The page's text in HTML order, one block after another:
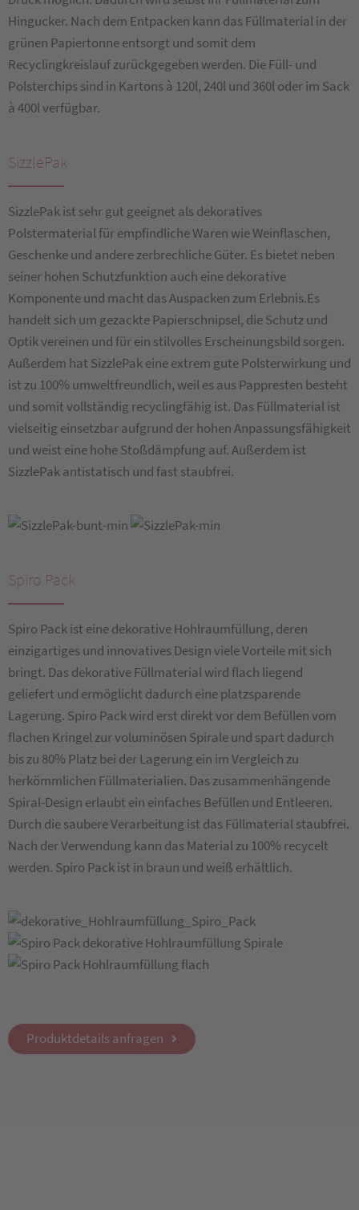
Hingucker. Nach dem Entpacken kann das Füllmaterial in der
grünen Papiertonne entsorgt und somit dem
Recyclingkreislauf zurückgegeben werden. Die Füll- und
Polsterchips sind in Kartons à 120l, 240l und 360l oder im Sack
à 400l verfügbar.
SizzlePak
SizzlePak ist sehr gut geeignet als dekoratives
Polstermaterial für empfindliche Waren wie Weinflaschen,
Geschenke und andere zerbrechliche Güter. Es bietet neben
seiner hohen Schutzfunktion auch eine dekorative
Komponente und macht das Auspacken zum Erlebnis.Es
handelt sich um gezackte Papierschnipsel, die Schutz und
Optik vereinen und für ein stilvolles Erscheinungsbild sorgen.
Außerdem hat SizzlePak eine extrem gute Polsterwirkung und
ist zu 100% umweltfreundlich, weil es aus Pappresten besteht
und somit vollständig recyclingfähig ist. Das Füllmaterial ist
vielseitig einsetzbar aufgrund der hohen Anpassungsfähigkeit
und weist eine hohe Stoßdämpfung auf. Außerdem ist
SizzlePak antistatisch und fast staubfrei.
Spiro Pack
Spiro Pack ist eine dekorative Hohlraumfüllung, deren
einzigartiges und innovatives Design viele Vorteile mit sich
bringt. Das dekorative Füllmaterial wird flach liegend
geliefert und ermöglicht dadurch eine platzsparende
Lagerung. Spiro Pack wird erst direkt vor dem Befüllen vom
flachen Kringel zur voluminösen Spirale und spart dadurch
bis zu 80% Platz bei der Lagerung ein im Vergleich zu
herkömmlichen Füllmaterialien. Das zusammenhängende
Spiral-Design erlaubt ein einfaches Befüllen und Entleeren.
Durch die saubere Verarbeitung ist das Füllmaterial staubfrei.
Nach der Verwendung kann das Material zu 100% recycelt
werden. Spiro Pack ist in braun und weiß erhältlich.
Produktdetails anfragen